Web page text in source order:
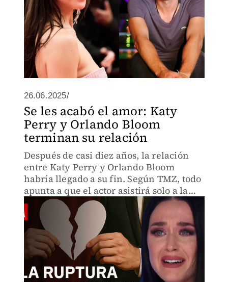
26.06.2025/
Se les acabó el amor: Katy
Perry y Orlando Bloom
terminan su relación
Después de casi diez años, la relación
entre Katy Perry y Orlando Bloom
habría llegado a su fin. Según TMZ, todo
apunta a que el actor asistirá solo a la
boda de Jeff Bezos, mientras ella sigue
de gira.